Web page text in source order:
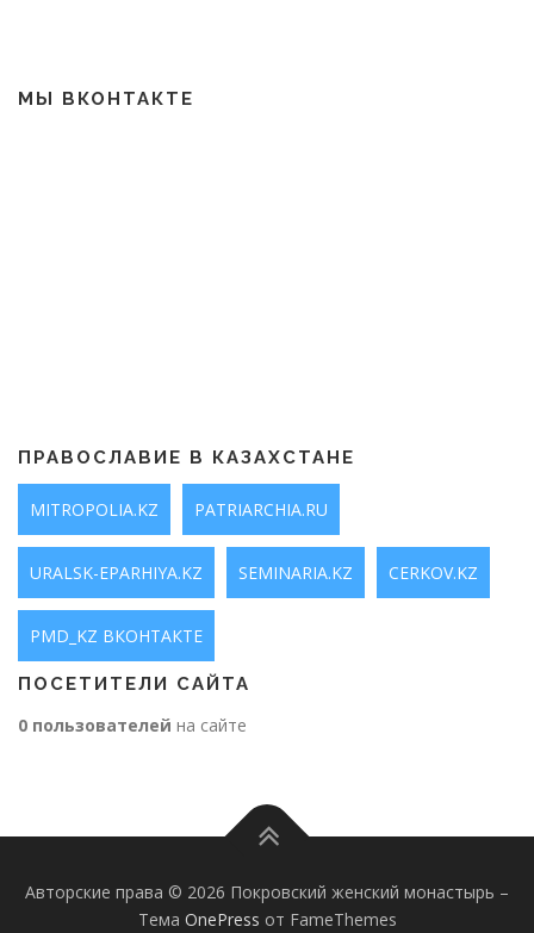
МЫ ВКОНТАКТЕ
ПРАВОСЛАВИЕ В КАЗАХСТАНЕ
MITROPOLIA.KZ PATRIARCHIA.RU
URALSK-EPARHIYA.KZ SEMINARIA.KZ CERKOV.KZ
PMD_KZ ВКОНТАКТЕ
ПОСЕТИТЕЛИ САЙТА
0 пользователей на сайте
Авторские права © 2026 Покровский женский монастырь –
Тема OnePress от FameThemes